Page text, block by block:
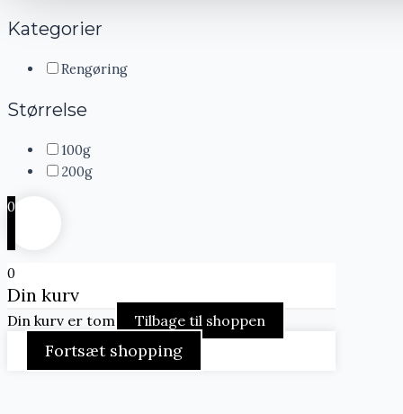
Kategorier
Rengøring
Størrelse
100g
200g
0
0
Din kurv
Din kurv er tom Tilbage til shoppen
Fortsæt shopping